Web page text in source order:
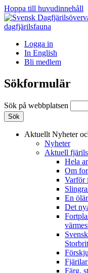
Hoppa till huvudinnehåll
Logga in
In English
Bli medlem
Sökformulär
Sök på webbplatsen
Aktuellt Nyheter
Nyheter
Aktuell
Hela
Om
Varför
En
Det
Färg,